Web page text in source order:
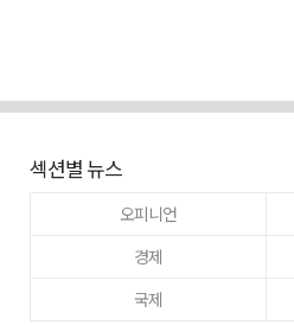
섹션별 뉴스
오피니언
경제
국제